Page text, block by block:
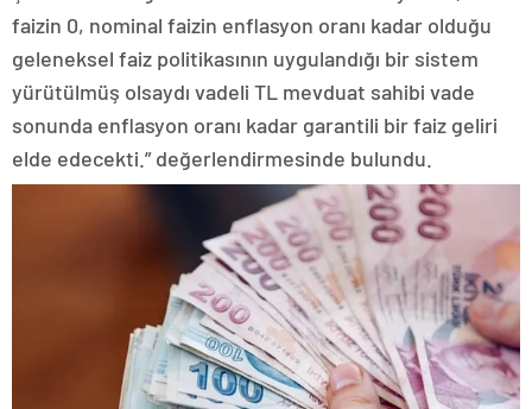
faizin 0, nominal faizin enflasyon oranı kadar olduğu
geleneksel faiz politikasının uygulandığı bir sistem
yürütülmüş olsaydı vadeli TL mevduat sahibi vade
sonunda enflasyon oranı kadar garantili bir faiz geliri
elde edecekti.” değerlendirmesinde bulundu.